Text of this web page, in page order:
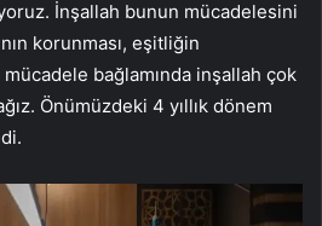
İnşallah bunun mücadelesini
korunması, eşitliğin
mücadele bağlamında inşallah çok
Önümüzdeki 4 yıllık dönem